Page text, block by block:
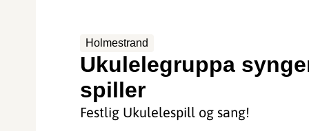
Holmestrand
Ukulelegruppa
spiller
Festlig Ukulelespill og sang!